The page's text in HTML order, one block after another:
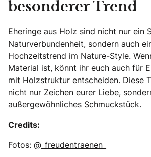
besonderer Trend
Eheringe aus Holz sind nicht nur ein
Naturverbundenheit, sondern auch
Hochzeitstrend im Nature-Style.
Material ist, könnt ihr euch auch für
mit Holzstruktur entscheiden. Diese
nicht nur Zeichen eurer Liebe,
außergewöhnliches Schmuckstück.
Credits:
Fotos: @ _freudentraenen_